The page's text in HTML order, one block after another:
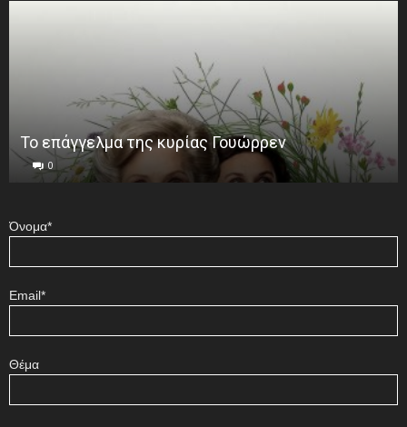
Το επάγγελμα της κυρίας Γουώρρεν
0
Όνομα*
Email*
Θέμα